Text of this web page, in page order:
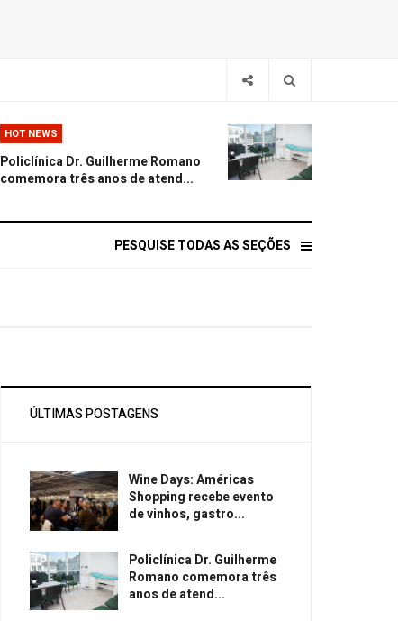
HOT NEWS
Policlínica Dr. Guilherme Romano
comemora três anos de atend...
PESQUISE TODAS AS SEÇÕES
ÚLTIMAS POSTAGENS
Wine Days: Américas
Shopping recebe evento
de vinhos, gastro...
Policlínica Dr. Guilherme
Romano comemora três
anos de atend...